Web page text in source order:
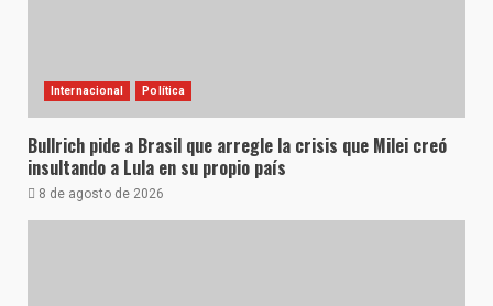
Internacional Política
Bullrich pide a Brasil que arregle la crisis que Milei creó
insultando a Lula en su propio país
8 de agosto de 2026